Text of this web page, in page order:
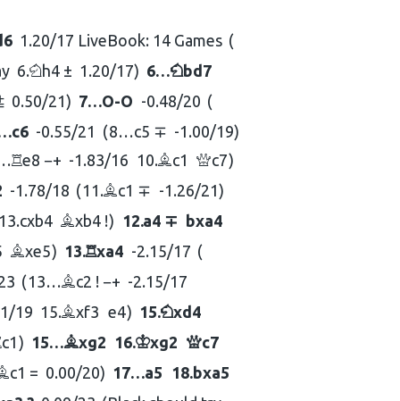
1.20/17 LiveBook: 14 Games
6.Nh4 ± 1.20/17 6…Nbd7
0.50/21 7…O-O -0.48/20
c6 -0.55/21 8…c5 ∓ -1.00/19
Re8 −+ -1.83/16 10.Bc1 Qc7
-1.78/18 11.Bc1 ∓ -1.26/21
cxb4 Bxb4 ! 12.a4 ∓
bxa4
Bxe5 13.Rxa4 -2.15/17
13…Bc2 ! −+ -2.15/17
19 15.Bxf3 e4 15.Nxd4
c1 15…Bxg2 16.Kxg2 Qc7
c1 = 0.00/20 17…a5 18.bxa5